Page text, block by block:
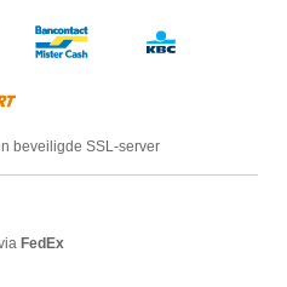
beveiligde SSL-server
FedEx